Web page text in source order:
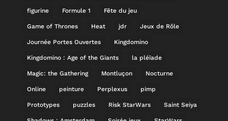
figurine Formule 1 Fête du jeu
Game of Thrones Heat jdr Jeux de Rôle
Journée Portes Ouvertes Kingdomino
Kingdomino : Age of the Giants la pléïade
Magic: the Gathering Montluçon Nocturne
Online peinture Perplexus pimp
Prototypes puzzles Risk StarWars Saint Seiya